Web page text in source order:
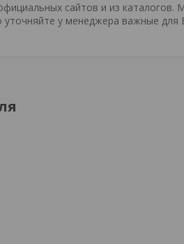
сайтов и из каталогов.
у менеджера важные для